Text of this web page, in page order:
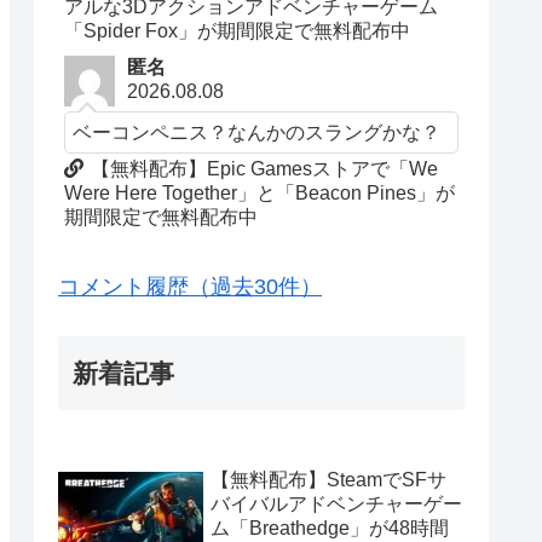
アルな3Dアクションアドベンチャーゲーム
「Spider Fox」が期間限定で無料配布中
匿名
2026.08.08
ベーコンペニス？なんかのスラングかな？
【無料配布】Epic Gamesストアで「We
Were Here Together」と「Beacon Pines」が
期間限定で無料配布中
コメント履歴（過去30件）
新着記事
【無料配布】SteamでSFサ
バイバルアドベンチャーゲー
ム「Breathedge」が48時間